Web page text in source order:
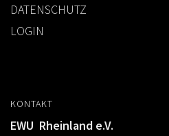
DATENSCHUTZ
LOGIN
KONTAKT
EWU Rheinland e.V.